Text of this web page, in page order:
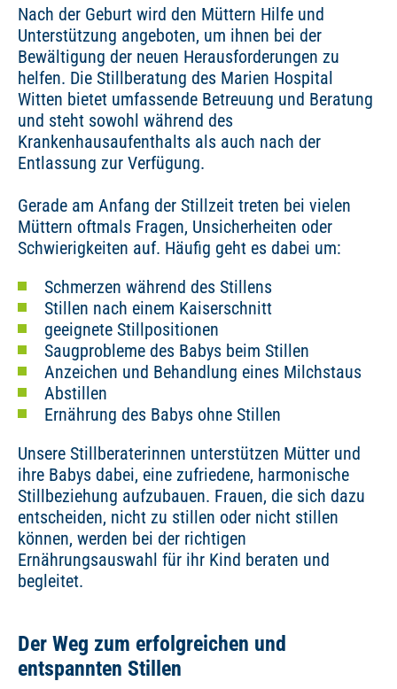
Nach der Geburt wird den Müttern Hilfe und
Unterstützung angeboten, um ihnen bei der
Bewältigung der neuen Herausforderungen zu
helfen. Die Stillberatung des Marien Hospital
Witten bietet umfassende Betreuung und Beratung
und steht sowohl während des
Krankenhausaufenthalts als auch nach der
Entlassung zur Verfügung.
Gerade am Anfang der Stillzeit treten bei vielen
Müttern oftmals Fragen, Unsicherheiten oder
Schwierigkeiten auf. Häufig geht es dabei um:
Schmerzen während des Stillens
Stillen nach einem Kaiserschnitt
geeignete Stillpositionen
Saugprobleme des Babys beim Stillen
Anzeichen und Behandlung eines Milchstaus
Abstillen
Ernährung des Babys ohne Stillen
Unsere Stillberaterinnen unterstützen Mütter und
ihre Babys dabei, eine zufriedene, harmonische
Stillbeziehung aufzubauen. Frauen, die sich dazu
entscheiden, nicht zu stillen oder nicht stillen
können, werden bei der richtigen
Ernährungsauswahl für ihr Kind beraten und
begleitet.
Der Weg zum erfolgreichen und
entspannten Stillen